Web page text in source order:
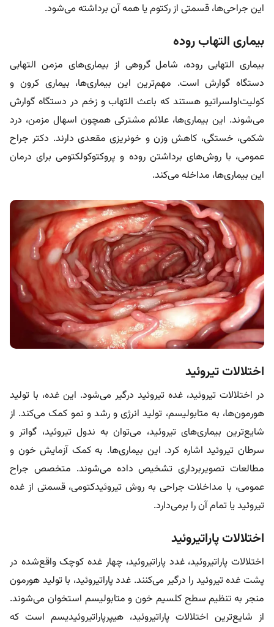
این جراحی‌ها، قسمتی از رکتوم یا همه آن برداشته می‌شود.
بیماری التهاب روده
بیماری التهابی روده، شامل گروهی از بیماری‌های مزمن التهابی
دستگاه گوارش است. مهم‌ترین این بیماری‌ها، بیماری کرون و
کولیت‌اولسراتیو هستند که باعث التهاب و زخم در دستگاه گوارش
می‌شوند. این بیماری‌ها، علائم مشترکی همچون اسهال مزمن، درد
شکمی، خستگی، کاهش وزن و خونریزی مقعدی دارند. دکتر جراح
عمومی، با روش‌های برداشتن روده و پروکتوکولکتومی برای درمان
این بیماری‌ها، مداخله می‌کند.
اختلالات تیروئید
در اختلالات تیروئید، غده تیروئید درگیر می‌شود. این غده، با تولید
هورمون‌ها، به متابولیسم، تولید انرژی و رشد و نمو کمک می‌کند. از
شایع‌ترین بیماری‌های تیروئید، می‌توان به ندول تیروئید، گواتر و
سرطان تیروئید اشاره کرد. این بیماری‌ها. به کمک آزمایش خون و
مطالعات تصویربرداری تشخیص داده می‌شوند. متخصص جراح
عمومی، با مداخلات جراحی به روش تیروئیدکتومی، قسمتی از غده
تیروئید یا تمام آن را برمی‌دارد.
اختلالات پاراتیروئید
اختلالات پاراتیروئید، غدد پاراتیروئید، چهار غده کوچک واقع‌شده در
پشت غده تیروئید را درگیر می‌کنند. غدد پاراتیروئید، با تولید هورمون
منجر به تنظیم سطح کلسیم خون و متابولیسم استخوان می‌شوند.
از شایع‌ترین اختلالات پاراتیروئید، هیپرپاراتیروئیدیسم است که